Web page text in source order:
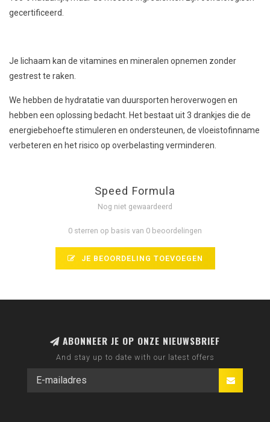
gecertificeerd.
Je lichaam kan de vitamines en mineralen opnemen zonder
gestrest te raken.
We hebben de hydratatie van duursporten heroverwogen en
hebben een oplossing bedacht. Het bestaat uit 3 drankjes die de
energiebehoefte stimuleren en ondersteunen, de vloeistofinname
verbeteren en het risico op overbelasting verminderen.
Speed Formula
Nog niet gewaardeerd
0 sterren op basis van 0 beoordelingen
JE BEOORDELING TOEVOEGEN
ABONNEER JE OP ONZE NIEUWSBRIEF
And stay up to date with our latest offers